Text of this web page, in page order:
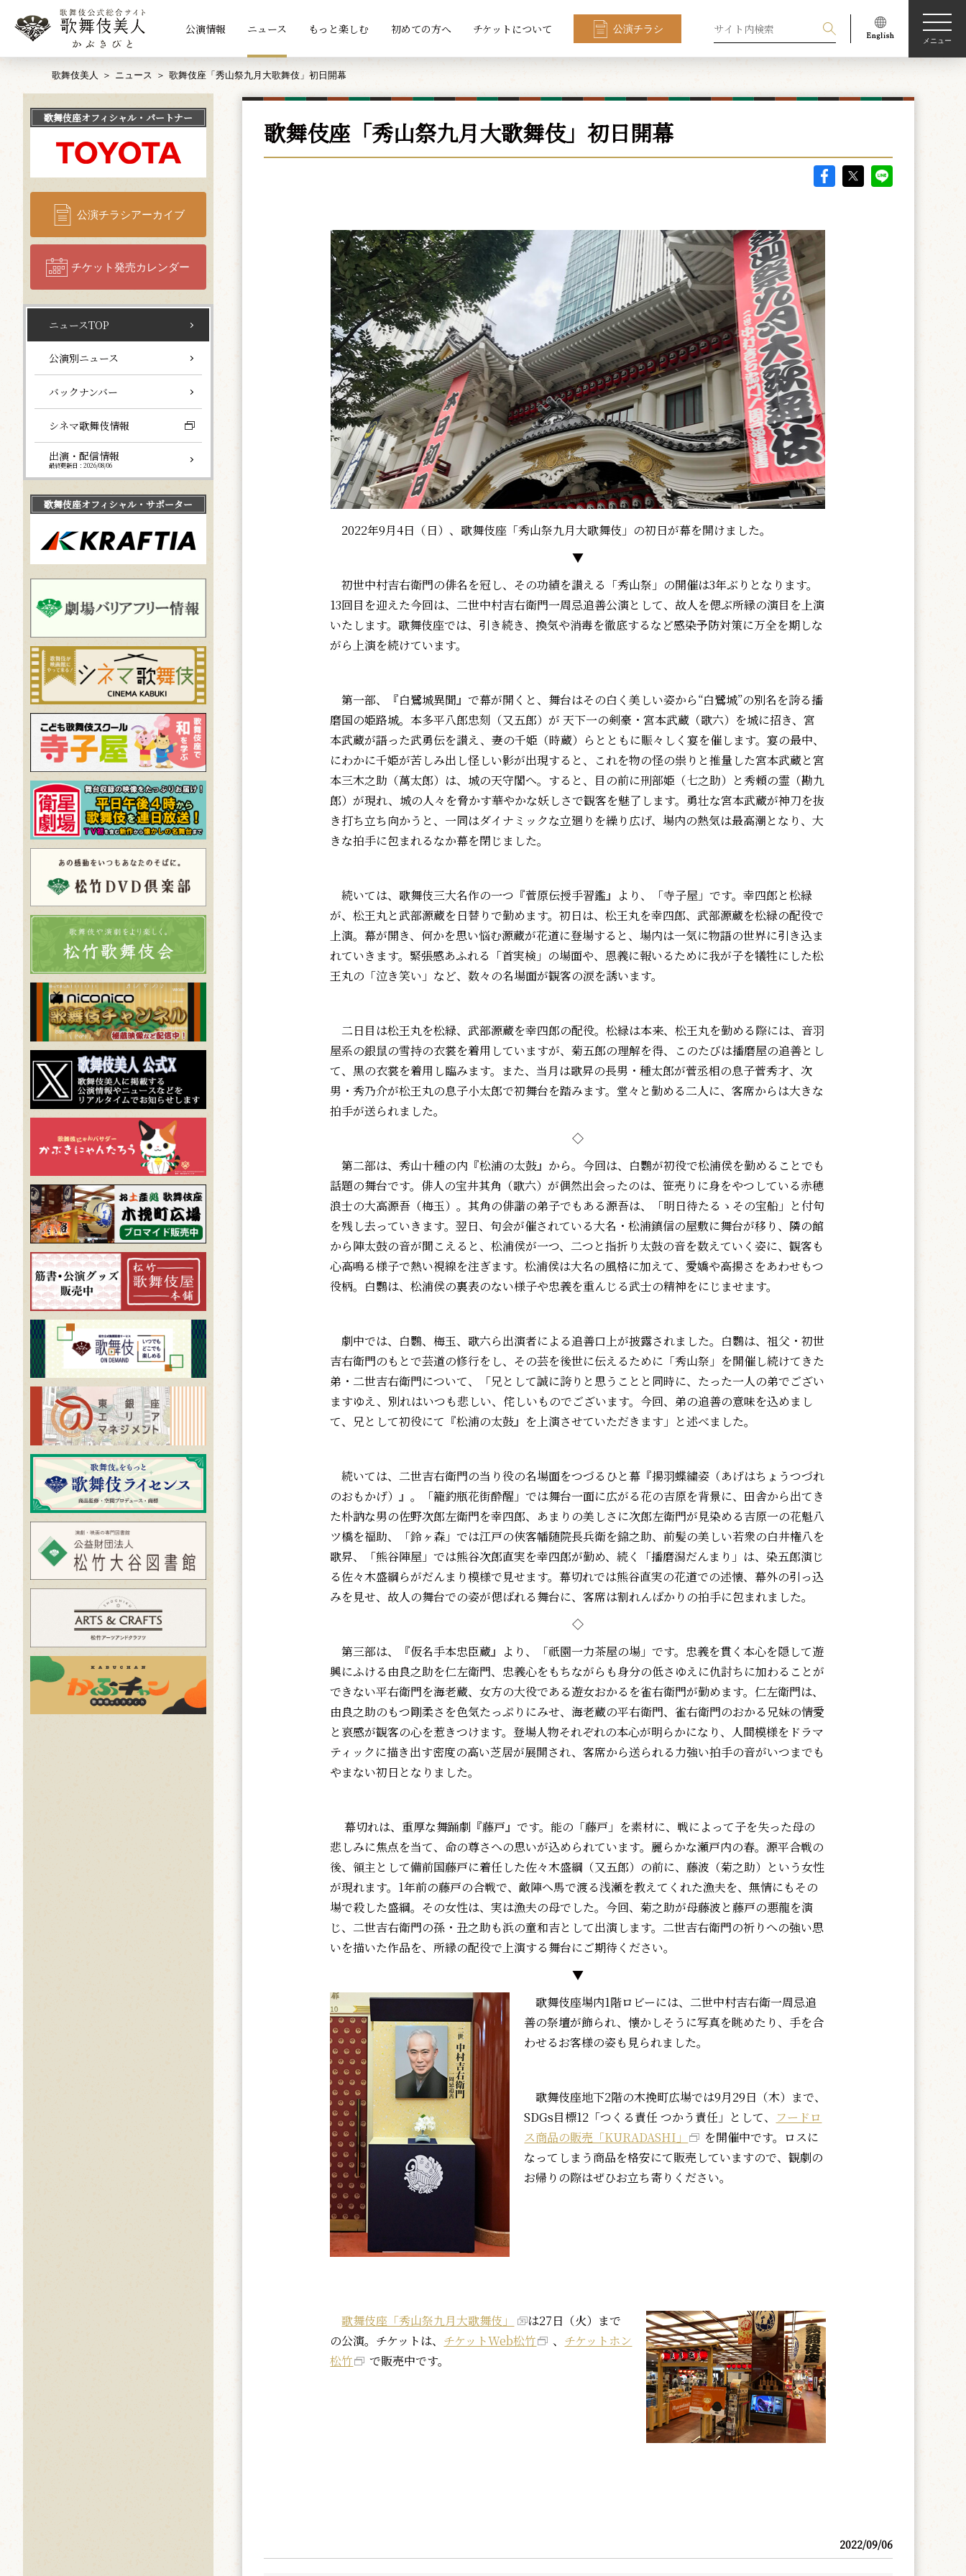
公演情報 ニュース もっと楽しむ 初めての方へ チケットについて 公演チラシ
メニュー
歌舞伎美人 ニュース 歌舞伎座「秀山祭九月大歌舞伎」初日開幕
歌舞伎座「秀山祭九月大歌舞伎」初日開幕
2022年9月4日（日）、歌舞伎座「秀山祭九月大歌舞伎」の初日が幕を開けました。
▼
初世中村吉右衛門の俳名を冠し、その功績を讃える「秀山祭」の開催は3年ぶりとなります。
13回目を迎えた今回は、二世中村吉右衛門一周忌追善公演として、故人を偲ぶ所縁の演目を上演
いたします。歌舞伎座では、引き続き、換気や消毒を徹底するなど感染予防対策に万全を期しな
がら上演を続けています。
第一部、『白鷺城異聞』で幕が開くと、舞台はその白く美しい姿から“白鷺城”の別名を誇る播
磨国の姫路城。本多平八郎忠刻（又五郎）が 天下一の剣豪・宮本武蔵（歌六）を城に招き、宮
本武蔵が語った武勇伝を讃え、妻の千姫（時蔵）らとともに賑々しく宴を催します。宴の最中、
にわかに千姫が苦しみ出し怪しい影が出現すると、これを物の怪の祟りと推量した宮本武蔵と宮
本三木之助（萬太郎）は、城の天守閣へ。すると、目の前に刑部姫（七之助）と秀頼の霊（勘九
郎）が現れ、城の人々を脅かす華やかな妖しさで観客を魅了します。勇壮な宮本武蔵が神刀を抜
き打ち立ち向かうと、一同はダイナミックな立廻りを繰り広げ、場内の熱気は最高潮となり、大
きな拍手に包まれるなか幕を閉じました。
続いては、歌舞伎三大名作の一つ『菅原伝授手習鑑』より、「寺子屋」です。幸四郎と松緑
が、松王丸と武部源蔵を日替りで勤めます。初日は、松王丸を幸四郎、武部源蔵を松緑の配役で
上演。幕が開き、何かを思い悩む源蔵が花道に登場すると、場内は一気に物語の世界に引き込ま
れていきます。緊張感あふれる「首実検」の場面や、恩義に報いるために我が子を犠牲にした松
王丸の「泣き笑い」など、数々の名場面が観客の涙を誘います。
二日目は松王丸を松緑、武部源蔵を幸四郎の配役。松緑は本来、松王丸を勤める際には、音羽
屋系の銀鼠の雪持の衣裳を着用していますが、菊五郎の理解を得、このたびは播磨屋の追善とし
て、黒の衣裳を着用し臨みます。また、当月は歌昇の長男・種太郎が菅丞相の息子菅秀才、次
男・秀乃介が松王丸の息子小太郎で初舞台を踏みます。堂々と勤める二人に、客席からは大きな
拍手が送られました。
◇
第二部は、秀山十種の内『松浦の太鼓』から。今回は、白鸚が初役で松浦侯を勤めることでも
話題の舞台です。俳人の宝井其角（歌六）が偶然出会ったのは、笹売りに身をやつしている赤穂
浪士の大高源吾（梅玉）。其角の俳諧の弟子でもある源吾は、「明日待たるゝその宝船」と付句
を残し去っていきます。翌日、句会が催されている大名・松浦鎮信の屋敷に舞台が移り、隣の館
から陣太鼓の音が聞こえると、松浦侯が一つ、二つと指折り太鼓の音を数えていく姿に、観客も
心高鳴る様子で熱い視線を注ぎます。松浦侯は大名の風格に加えて、愛嬌や高揚さをあわせもつ
役柄。白鸚は、松浦侯の裏表のない様子や忠義を重んじる武士の精神をにじませます。
劇中では、白鸚、梅玉、歌六ら出演者による追善口上が披露されました。白鸚は、祖父・初世
吉右衛門のもとで芸道の修行をし、その芸を後世に伝えるために「秀山祭」を開催し続けてきた
弟・二世吉右衛門について、「兄として誠に誇りと思うことと同時に、たった一人の弟でござい
ますゆえ、別れはいつも悲しい、侘しいものでございます。今回、弟の追善の意味を込めまし
て、兄として初役にて『松浦の太鼓』を上演させていただきます」と述べました。
続いては、二世吉右衛門の当り役の名場面をつづるひと幕『揚羽蝶繍姿（あげはちょうつづれ
のおもかげ）』。「籠釣瓶花街酔醒」では舞台一面に広がる花の吉原を背景に、田舎から出てき
た朴訥な男の佐野次郎左衛門を幸四郎、あまりの美しさに次郎左衛門が見染める吉原一の花魁八
ツ橋を福助、「鈴ヶ森」では江戸の俠客幡随院長兵衛を錦之助、前髪の美しい若衆の白井権八を
歌昇、「熊谷陣屋」では熊谷次郎直実を幸四郎が勤め、続く「播磨潟だんまり」は、染五郎演じ
る佐々木盛綱らがだんまり模様で見せます。幕切れでは熊谷直実の花道での述懐、幕外の引っ込
みを見せ、故人の舞台での姿が偲ばれる舞台に、客席は割れんばかりの拍手に包まれました。
◇
第三部は、『仮名手本忠臣蔵』より、「祇園一力茶屋の場」です。忠義を貫く本心を隠して遊
興にふける由良之助を仁左衛門、忠義心をもちながらも身分の低さゆえに仇討ちに加わることが
できない平右衛門を海老蔵、女方の大役である遊女おかるを雀右衛門が勤めます。仁左衛門は、
由良之助のもつ剛柔さを色気たっぷりにみせ、海老蔵の平右衛門、雀右衛門のおかる兄妹の情愛
と哀感が観客の心を惹きつけます。登場人物それぞれの本心が明らかになり、人間模様をドラマ
ティックに描き出す密度の高い芝居が展開され、客席から送られる力強い拍手の音がいつまでも
やまない初日となりました。
幕切れは、重厚な舞踊劇『藤戸』です。能の「藤戸」を素材に、戦によって子を失った母の
悲しみに焦点を当て、命の尊さへの思いが込められています。麗らかな瀬戸内の春。源平合戦の
後、領主として備前国藤戸に着任した佐々木盛綱（又五郎）の前に、藤波（菊之助）という女性
が現れます。1年前の藤戸の合戦で、敵陣へ馬で渡る浅瀬を教えてくれた漁夫を、無情にもその
場で殺した盛綱。その女性は、実は漁夫の母でした。今回、菊之助が母藤波と藤戸の悪龍を演
じ、二世吉右衛門の孫・丑之助も浜の童和吉として出演します。二世吉右衛門の祈りへの強い思
いを描いた作品を、所縁の配役で上演する舞台にご期待ください。
▼
歌舞伎座場内1階ロビーには、二世中村吉右衛一周忌追
善の祭壇が飾られ、懐かしそうに写真を眺めたり、手を合
わせるお客様の姿も見られました。
歌舞伎座地下2階の木挽町広場では9月29日（木）まで、
SDGs目標12「つくる責任 つかう責任」として、
フードロ
ス商品の販売「KURADASHI」
を開催中です。ロスに
なってしまう商品を格安にて販売していますので、観劇の
お帰りの際はぜひお立ち寄りください。
歌舞伎座「秀山祭九月大歌舞伎」
は27日（火）まで
の公演。チケットは、 チケットWeb松竹 、 チケットホン
松竹
で販売中です。
2022/09/06
歌舞伎座オフィシャル・パートナー
公演チラシアーカイブ
チケット発売カレンダー
ニュースTOP
公演別ニュース
バックナンバー
シネマ歌舞伎情報
出演・配信情報
最終更新日：2026/08/06
歌舞伎座オフィシャル・サポーター